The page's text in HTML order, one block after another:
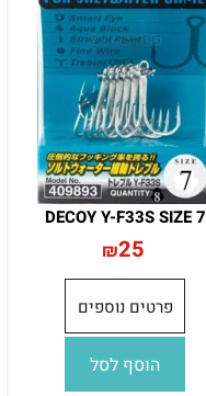
DECOY Y-F33S SIZE 7
₪25
פרטים נוספים
הוסף לסל